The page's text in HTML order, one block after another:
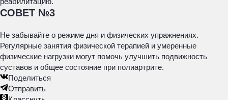
СОВЕТ №3
Не забывайте о режиме дня и физических упражнениях.
Регулярные занятия физической терапией и умеренные
физические нагрузки могут помочь улучшить подвижность
суставов и общее состояние при полиартрите.
Поделиться
Отправить